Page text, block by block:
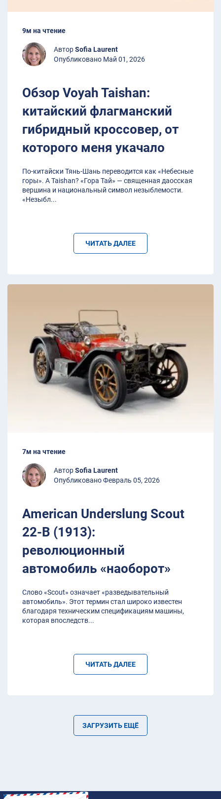
9м на чтение
АвторSofia Laurent
Опубликовано Май 01, 2026
Обзор Voyah Taishan:
китайский флагманский
гибридный кроссовер, от
которого меня укачало
По-китайски Тянь-Шань переводится как «Небесные
горы». А Taishan? «Гора Тай» — священная даосская
вершина и национальный символ незыблемости.
«Незыбл...
ЧИТАТЬ ДАЛЕЕ
7м на чтение
АвторSofia Laurent
Опубликовано Февраль 05, 2026
American Underslung Scout
22-B (1913):
революционный
автомобиль «наоборот»
Слово «Scout» означает «разведывательный
автомобиль». Этот термин стал широко известен
благодаря техническим спецификациям машины,
которая впоследств...
ЧИТАТЬ ДАЛЕЕ
ЗАГРУЗИТЬ ЕЩЁ